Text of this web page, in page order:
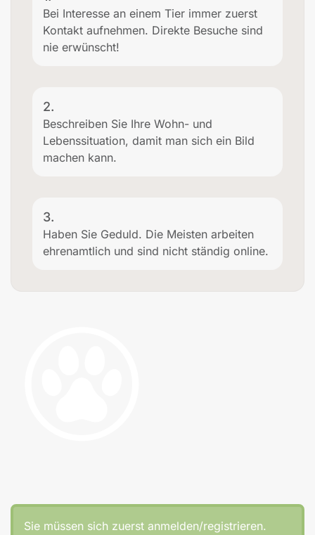
Bei Interesse an einem Tier immer zuerst
Kontakt aufnehmen. Direkte Besuche sind
nie erwünscht!
2.
Beschreiben Sie Ihre Wohn- und
Lebenssituation, damit man sich ein Bild
machen kann.
3.
Haben Sie Geduld. Die Meisten arbeiten
ehrenamtlich und sind nicht ständig online.
Sie müssen sich zuerst anmelden/registrieren.